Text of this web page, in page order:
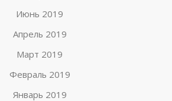
Июнь 2019
Апрель 2019
Март 2019
Февраль 2019
Январь 2019